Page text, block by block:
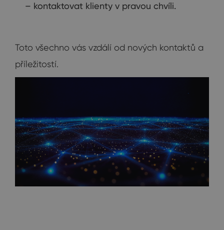
– kontaktovat klienty v pravou chvíli.
Toto všechno vás vzdálí od nových kontaktů a
příležitostí.